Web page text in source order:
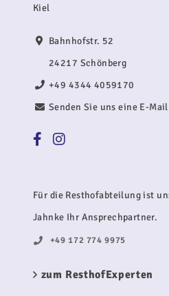
Kiel
Bahnhofstr. 52
24217 Schönberg
+49 4344 4059170
Senden Sie uns eine E-Mail
Für die Resthofabteilung ist
Jahnke Ihr Ansprechpartner.
+49 172 774 9975
zum ResthofExperten